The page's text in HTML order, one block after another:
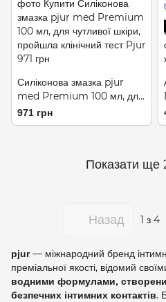
Силіконова змазка pjur
med Premium 100 мл, для
чутливої ​​шкіри, пройшла
клінічний тест
971 грн
Показати ще
Назад 1 з 4
pjur— міжнародний бренд
преміальної якості, відомий
водними формулами,
безпечних інтимних контактів.